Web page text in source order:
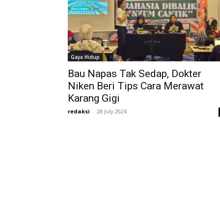
Gaya Hidup
Bau Napas Tak Sedap, Dokter
Niken Beri Tips Cara Merawat
Karang Gigi
redaksi - 28 July 2024